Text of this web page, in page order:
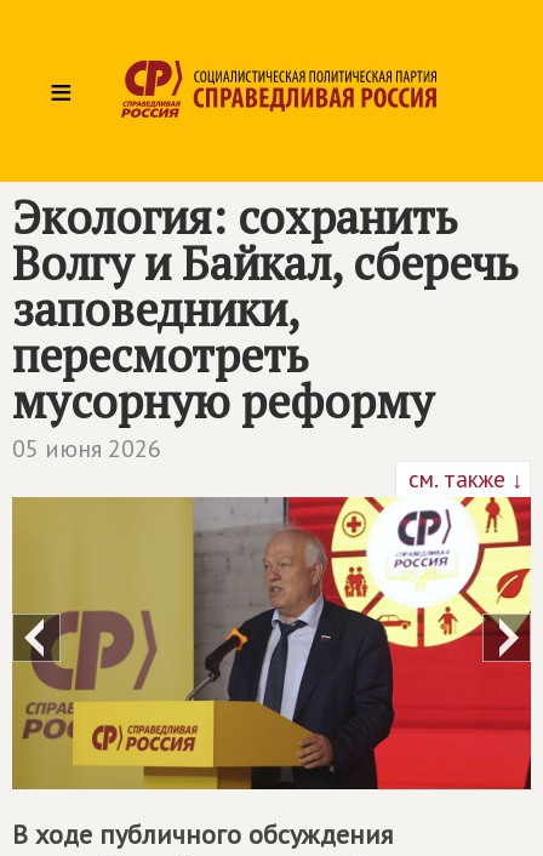
≡
Экология: сохранить
Волгу и Байкал, сберечь
заповедники,
пересмотреть
мусорную реформу
05 июня 2026
см. также ↓
В ходе публичного обсуждения